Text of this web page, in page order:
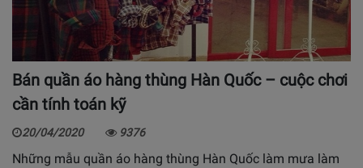
Bán quần áo hàng thùng Hàn Quốc – cuộc chơi
cần tính toán kỹ
20/04/2020 9376
Những mẫu quần áo hàng thùng Hàn Quốc làm mưa làm